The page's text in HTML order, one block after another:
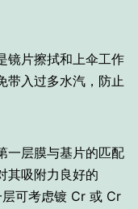
镜片擦拭和上伞工作
带入过多水汽，防止
一层膜与基片的匹配
其吸附力良好的
层可考虑镀 Cr 或 Cr